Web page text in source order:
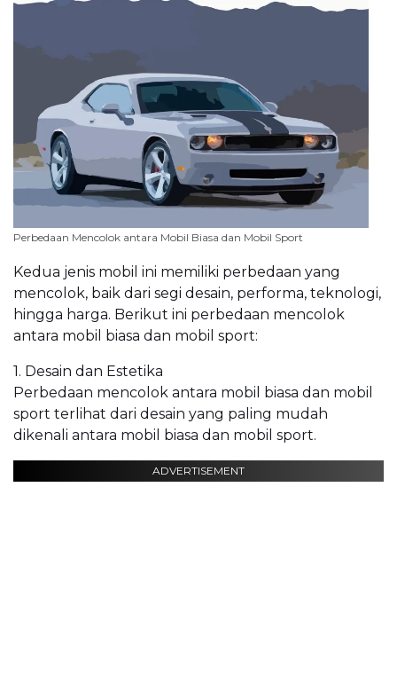
Perbedaan Mencolok antara Mobil Biasa dan Mobil Sport
Kedua jenis mobil ini memiliki perbedaan yang
mencolok, baik dari segi desain, performa, teknologi,
hingga harga. Berikut ini perbedaan mencolok
antara mobil biasa dan mobil sport:
1. Desain dan Estetika
Perbedaan mencolok antara mobil biasa dan mobil
sport terlihat dari desain yang paling mudah
dikenali antara mobil biasa dan mobil sport.
ADVERTISEMENT